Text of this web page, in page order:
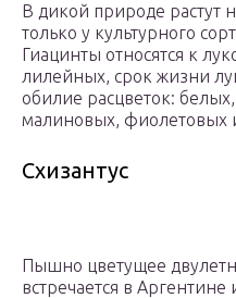
В дикой природе растут
только у культурного
Гиацинты относятся к
лилейных, срок жизни
обилие расцветок:
малиновых, фиолетовых
Схизантус
Пышно цветущее
встречается в Аргентине